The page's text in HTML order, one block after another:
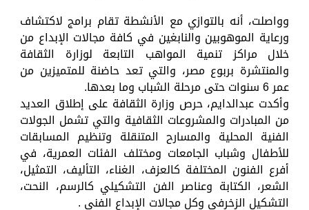
وواصلت، أنه بالتوازي مع الأنشطة تقام برامج لاكتشاف
ورعاية الموهوبين والنابغين في كافة مجالات الإبداع من
خلال مراكز تنمية المواهب التابعة لوزارة الثقافة
والمنتشرة بربوع مصر، والتي تعد حاضنة للمتميزين من
عمر 6 سنوات حتى مرحلة الشباب وما بعدها.
وأكدت عبدالدايم، حرص وزارة الثقافة على إطلاق العديد
من المبادرات والمشروعات الثقافية والتي تشمل الجولات
الفنية المحلية والمسارح المتنقلة وتنظيم المسابقات
للأطفال وشباب الجامعات ومختلف الفئات العمرية، في
أفرع الفنون المختلفة كالعزف، الغناء، التأليف، التمثيل،
الشعر، الكتابة وعناصر الفن التشكيلي كالرسم، النحت،
التشكيل الزخرفي وكل مجالات الإبداع الفني .